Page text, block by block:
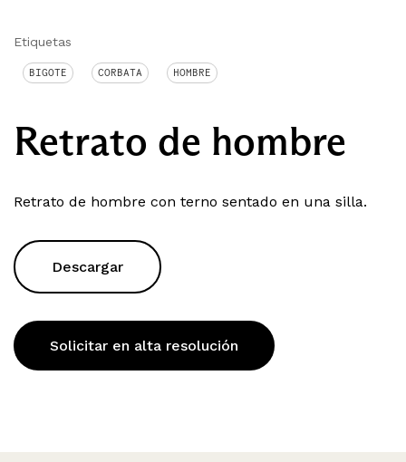
Etiquetas
BIGOTE CORBATA HOMBRE
Retrato de hombre
Retrato de hombre con terno sentado en una silla.
Descargar
Solicitar en alta resolución